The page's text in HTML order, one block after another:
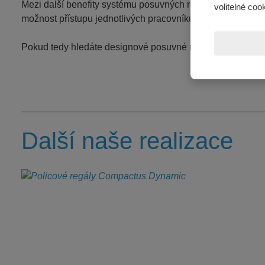
Mezi další benefity systému posuvných regálů s
možnost přístupu jednotlivých pracovníků pouze do
Pokud tedy hledáte designové posuvné regály s
Další naše realizace
volitelné